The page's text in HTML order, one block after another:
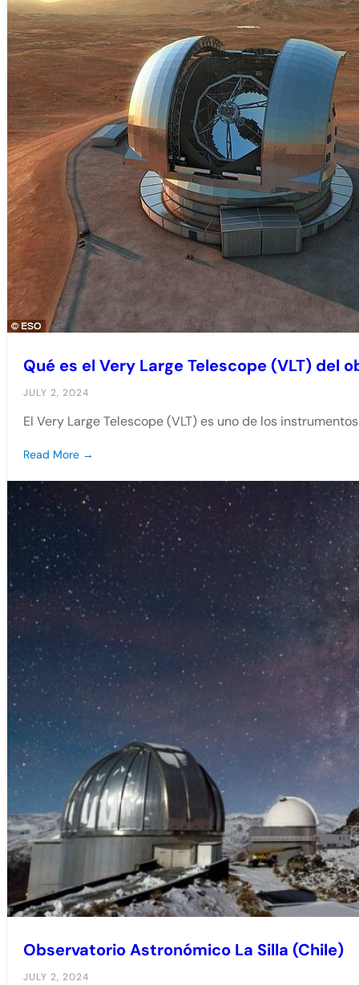
Qué es el Very Large Telescope (VLT) del
JULY 2, 2024
El Very Large Telescope (VLT) es uno de los
Read More →
Observatorio Astronómico La Silla (Chile)
JULY 2, 2024